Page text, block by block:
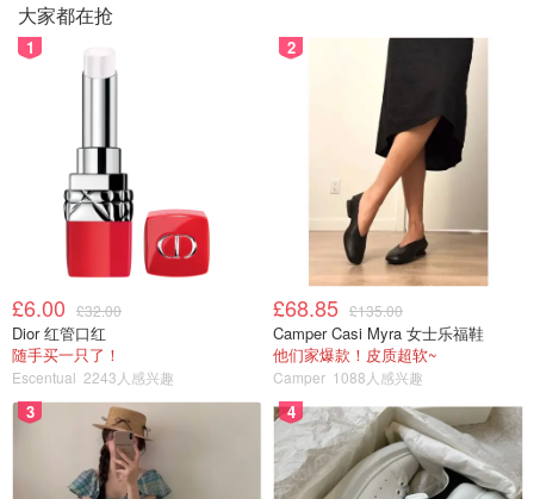
大家都在抢
1
£6.00 £32.00
Dior 红管口红
随手买一只了！
Escentual 2243人感兴趣
2
£68.85 £135.00
Camper Casi Myra 女士乐福鞋
他们家爆款！皮质超软~
Camper 1088人感兴趣
3 4